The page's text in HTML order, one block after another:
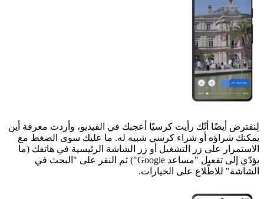
لِنفترض أيضًا أنّك رأيت كرسيًا أعجبك في الفيديو، وأردت معرفة أين
يمكنك شراؤه أو شراء كرسي شبيه له. ما عليك سوى الضغط مع
الاستمرار على زر التشغيل أو زر الشاشة الرئيسية في هاتفك (ما
يؤدّي إلى تفعيل "مساعد Google") ثم النقر على "البحث في
الشاشة" للاطّلاع على الخيارات.